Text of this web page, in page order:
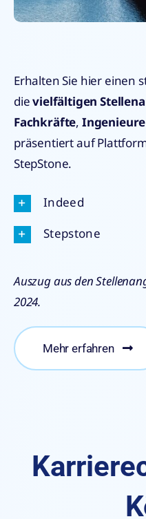
Erhalten Sie hier einen
dievielfältigen
Fachkräfte, Ingenieure
präsentiert auf
StepStone.
Indeed
Stepstone
Auszug aus den
2024.
Mehr erfahren